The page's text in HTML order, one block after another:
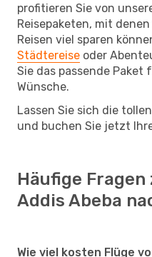
profitieren Sie von
Reisepaketen, mit
Reisen viel sparen
Städtereise oder
Sie das passende Paket
Wünsche.
Lassen Sie sich die
und buchen Sie jetzt
Häufige Fragen
Addis Abeba
Wie viel kosten Flüge